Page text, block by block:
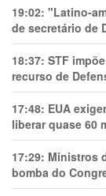
19:02: "Latino-
de secretário de
18:37: STF
recurso de
17:48: EUA
liberar quase 60
17:29: Ministros
bomba do